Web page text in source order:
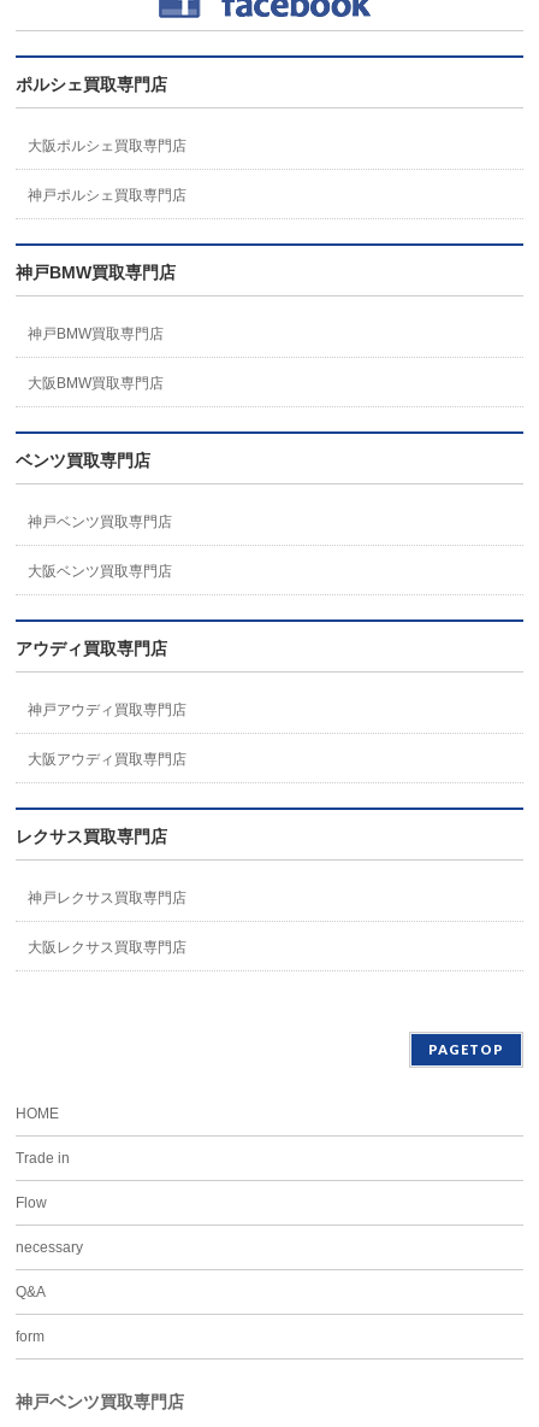
ポルシェ買取専門店
大阪ポルシェ買取専門店
神戸ポルシェ買取専門店
神戸BMW買取専門店
神戸BMW買取専門店
大阪BMW買取専門店
ベンツ買取専門店
神戸ベンツ買取専門店
大阪ベンツ買取専門店
アウディ買取専門店
神戸アウディ買取専門店
大阪アウディ買取専門店
レクサス買取専門店
神戸レクサス買取専門店
大阪レクサス買取専門店
PAGETOP
HOME
Trade in
Flow
necessary
Q&A
form
神戸ベンツ買取専門店